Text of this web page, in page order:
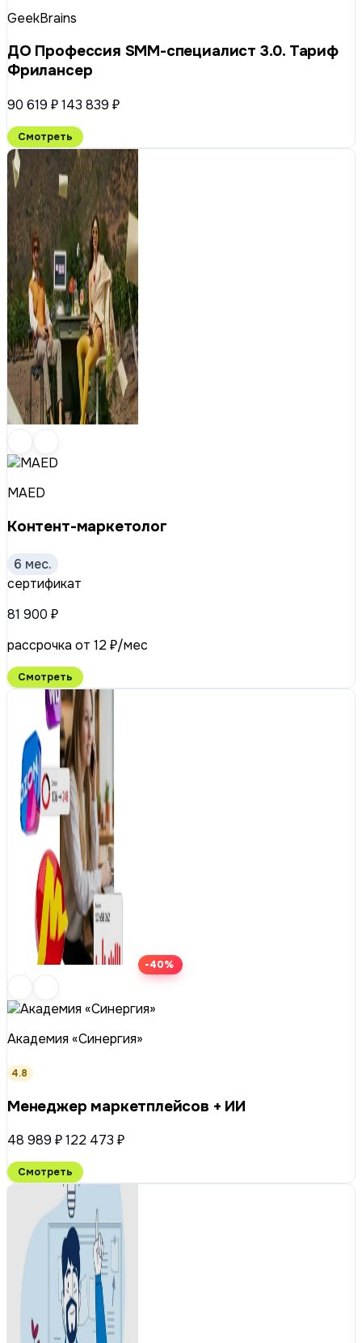
GeekBrains
ДО Профессия SMM-специалист 3.0. Тариф
Фрилансер
90 619 ₽143 839 ₽
Смотреть
MAED
Контент-маркетолог
6 мес.
сертификат
81 900 ₽
рассрочка от 12 ₽/мес
Смотреть
-40%
Академия «Синергия»
4.8
Менеджер маркетплейсов + ИИ
48 989 ₽122 473 ₽
Смотреть